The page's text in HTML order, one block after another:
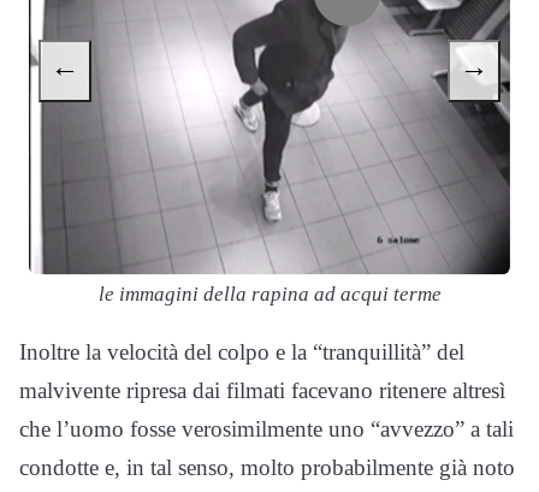
le immagini della rapina ad acqui terme
← →
Inoltre la velocità del colpo e la “tranquillità” del
malvivente ripresa dai filmati facevano ritenere altresì
che l’uomo fosse verosimilmente uno “avvezzo” a tali
condotte e, in tal senso, molto probabilmente già noto